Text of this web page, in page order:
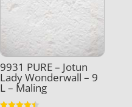
9931 PURE – Jotun
Lady Wonderwall – 9
L – Maling